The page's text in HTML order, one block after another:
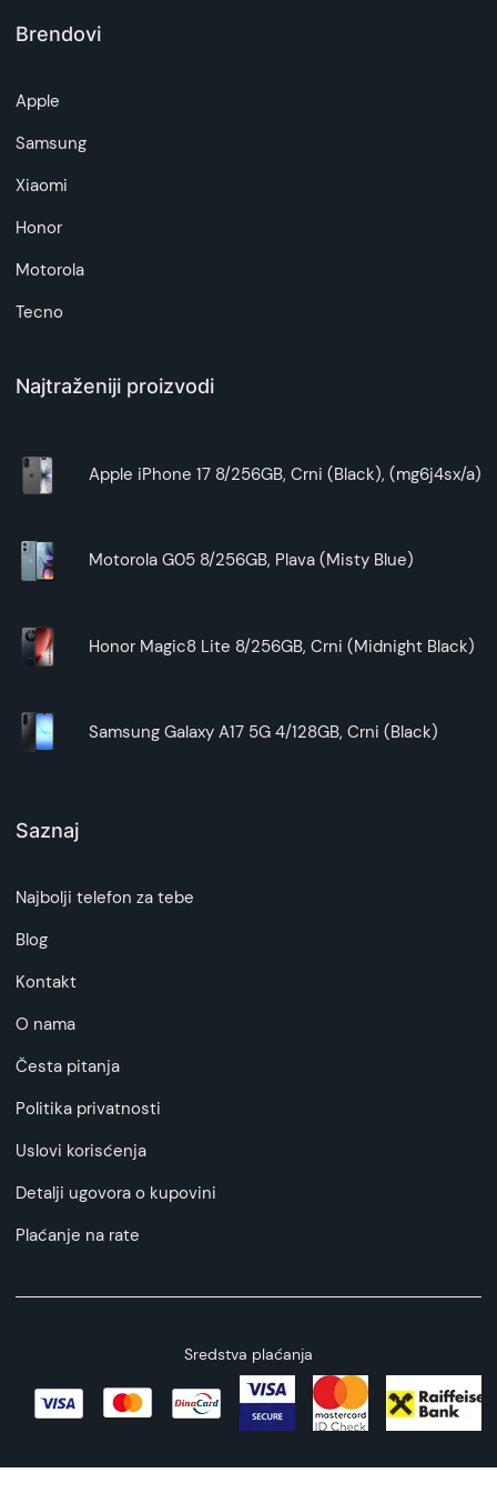
Napomena:
da garantuje da su svi podaci apsolutno ispravni.
Brendovi
Apple
Samsung
Xiaomi
Honor
Motorola
Tecno
Najtraženiji proizvodi
Apple iPhone 17 8/256GB, Crni (Black), (mg6j4sx/a)
Motorola G05 8/256GB, Plava (Misty Blue)
Honor Magic8 Lite 8/256GB, Crni (Midnight Black)
Samsung Galaxy A17 5G 4/128GB, Crni (Black)
Saznaj
Najbolji telefon za tebe
Blog
Kontakt
O nama
Česta pitanja
Politika privatnosti
Uslovi korisćenja
Detalji ugovora o kupovini
Plaćanje na rate
Sredstva plaćanja